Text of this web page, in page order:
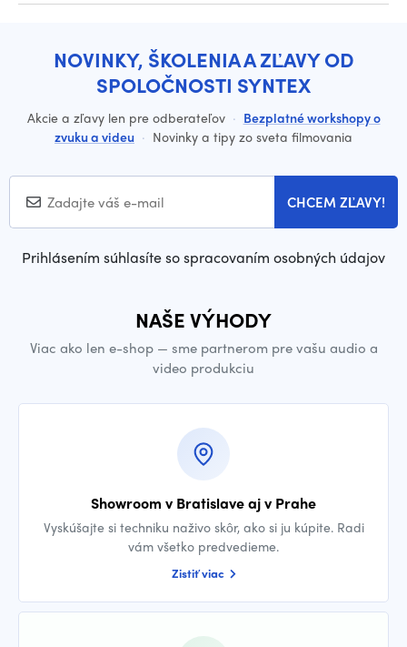
NOVINKY, ŠKOLENIA A ZĽAVY OD
SPOLOČNOSTI SYNTEX
Akcie a zľavy len pre odberateľov · Bezplatné workshopy o
zvuku a videu · Novinky a tipy zo sveta filmovania
CHCEM ZĽAVY!
Prihlásením súhlasíte so spracovaním osobných údajov
NAŠE VÝHODY
Viac ako len e-shop — sme partnerom pre vašu audio a
video produkciu
Showroom v Bratislave aj v Prahe
Vyskúšajte si techniku naživo skôr, ako si ju kúpite. Radi
vám všetko predvedieme.
Zistiť viac